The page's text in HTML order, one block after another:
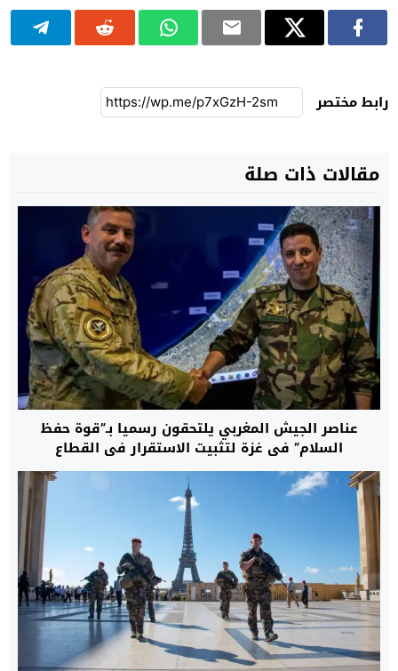
رابط مختصر
مقالات ذات صلة
عناصر الجيش المغربي يلتحقون رسميا بـ”قوة حفظ
السلام” في غزة لتثبيت الاستقرار في القطاع